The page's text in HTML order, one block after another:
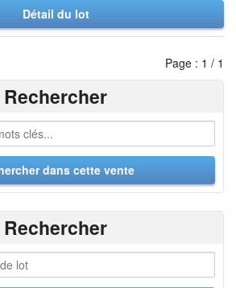
Détail du lot
Page : 1 / 1
Rechercher
Rechercher